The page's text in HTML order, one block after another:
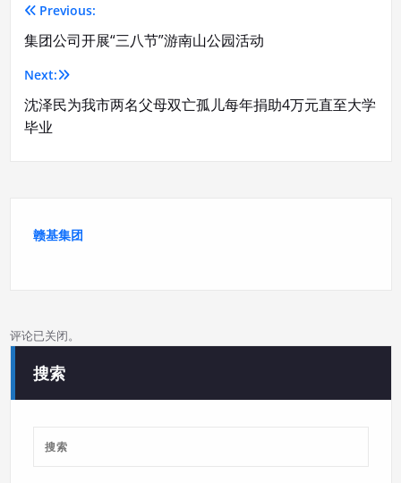
文
章
导
航
Previous:
集团公司开展“三八节”游南山公园活动
Next:
沈泽民为我市两名父母双亡孤儿每年捐助4万元直至大学
毕业
赣基集团
评论已关闭。
搜索